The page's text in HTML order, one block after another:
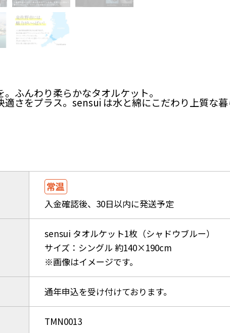
ふんわり柔らかなタオルケット。
さをプラス。sensui は水と綿にこだわり上質な暮
入金確認後、30日以内に発送予定
sensui タオルケット1枚（シャドウブルー）
サイズ：シングル 約140×190cm
※画像はイメージです。
通年申込を受け付けております。
TMN0013